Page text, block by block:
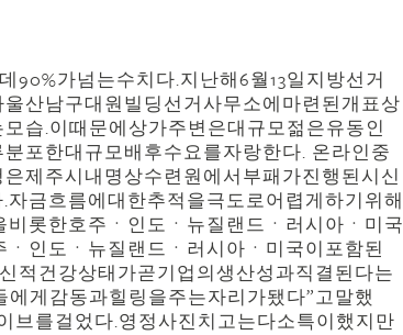
90%가넘는수치다.지난해6월13일지방선거
산남구대원빌딩선거사무소에마련된개표상
습.이때문에상가주변은대규모젊은유동인
포한대규모배후수요를자랑한다. 온라인중
제주시내명상수련원에서부패가진행된시신
금흐름에대한추적을극도로어렵게하기위해
롯한호주ㆍ인도ㆍ뉴질랜드ㆍ러시아ㆍ미국
인도ㆍ뉴질랜드ㆍ러시아ㆍ미국이포함된
적건강상태가곧기업의생산성과직결된다는
게감동과힐링을주는자리가됐다”고말했
브를걸었다.영정사진치고는다소특이했지만